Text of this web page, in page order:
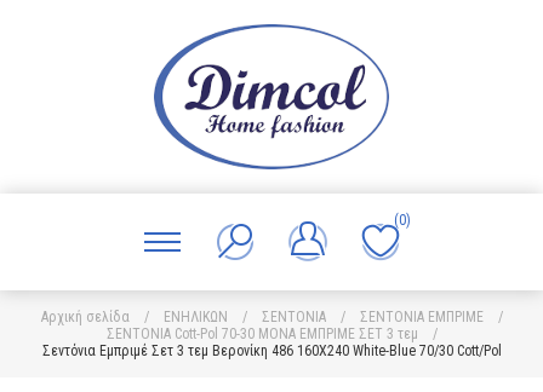
(0)
Αρχική σελίδα / ΕΝΗΛΙΚΩΝ / ΣΕΝΤΟΝΙΑ / ΣΕΝΤΟΝΙΑ ΕΜΠΡΙΜΕ
/
ΣΕΝΤΟΝΙΑ Cott-Pol 70-30 ΜΟΝΑ ΕΜΠΡΙΜΕ ΣΕΤ 3 τεμ
/
Σεντόνια Εμπριμέ Σετ 3 τεμ Βερονίκη 486 160X240 White-Blue 70/30 Cott/Pol